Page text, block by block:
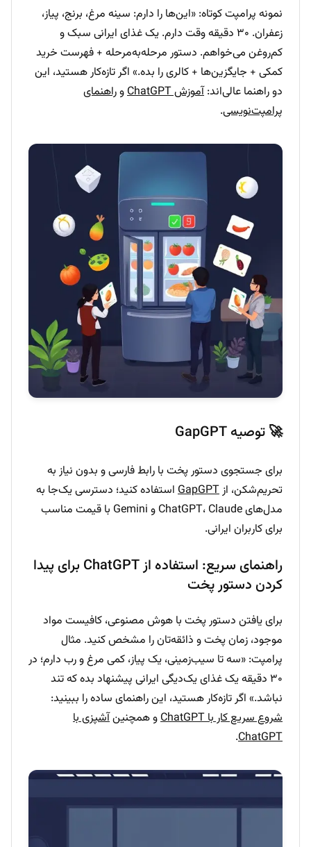
نمونه پرامپت کوتاه: «این‌ها را دارم: سینه مرغ، برنج، پیاز،
زعفران. ۳۰ دقیقه وقت دارم. یک غذای ایرانی سبک و
کم‌روغن می‌خواهم. دستور مرحله‌به‌مرحله + فهرست خرید
کمکی + جایگزین‌ها + کالری را بده.» اگر تازه‌کار هستید، این
دو راهنما عالی‌اند:آموزش ChatGPT وراهنمای
پرامپت‌نویسی.
🚀 توصیه GapGPT
برای جستجوی دستور پخت با رابط فارسی و بدون نیاز به
تحریم‌شکن، ازGapGPT استفاده کنید؛ دسترسی یک‌جا به
مدل‌های ChatGPT، Claude و Gemini با قیمت مناسب
برای کاربران ایرانی.
راهنمای سریع: استفاده از ChatGPT برای پیدا
کردن دستور پخت
برای یافتن دستور پخت با هوش مصنوعی، کافیست مواد
موجود، زمان پخت و ذائقه‌تان را مشخص کنید. مثال
پرامپت: «سه تا سیب‌زمینی، یک پیاز، کمی مرغ و رب دارم؛ در
۳۰ دقیقه یک غذای یک‌دیگی ایرانی پیشنهاد بده که تند
نباشد.» اگر تازه‌کار هستید، این راهنمای ساده را ببینید:
شروع سریع کار با ChatGPT
و همچنینآشپزی با
ChatGPT
.